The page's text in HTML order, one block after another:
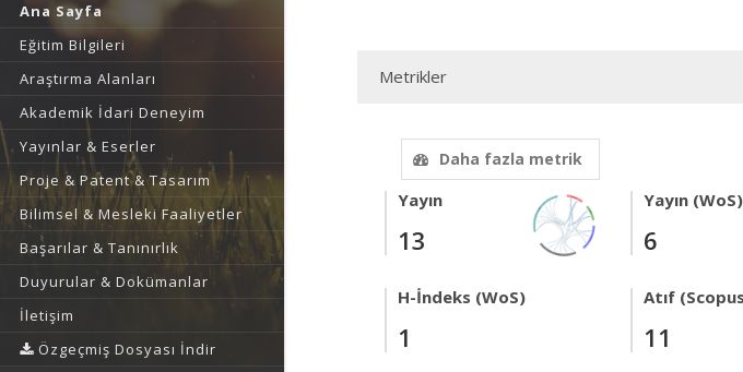
Ana Sayfa
Eğitim Bilgileri
Araştırma Alanları
Akademik İdari Deneyim
Yayınlar & Eserler
Proje & Patent & Tasarım
Bilimsel & Mesleki Faaliyetler
Başarılar & Tanınırlık
Duyurular & Dokümanlar
İletişim
Özgeçmiş Dosyası İndir
Metrikler
Daha fazla metrik
Yayın
13
Yayın (WoS)
6
H-İndeks (WoS)
1
Atıf
11